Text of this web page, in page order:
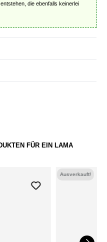
die ebenfalls keinerlei
FÜR EIN LAMA